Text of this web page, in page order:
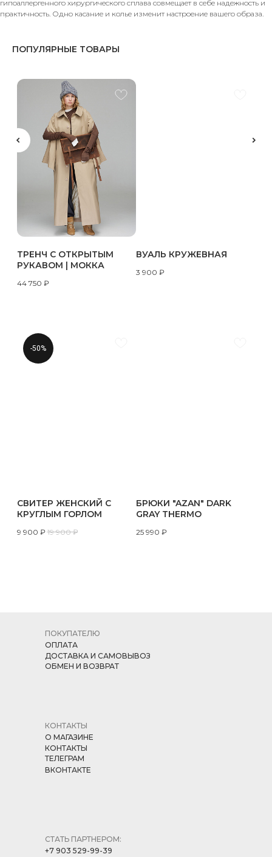
гипоаллергенного хирургического сплава совмещает в себе надежность и
практичность. Одно касание и колье изменит настроение вашего образа.
ПОПУЛЯРНЫЕ ТОВАРЫ
ТРЕНЧ С ОТКРЫТЫМ
РУКАВОМ | МОККА
44 750 ₽
ВУАЛЬ КРУЖЕВНАЯ
3 900 ₽
-50%
СВИТЕР ЖЕНСКИЙ С
КРУГЛЫМ ГОРЛОМ
9 900 ₽ 19 900 ₽
БРЮКИ "AZAN" DARK
GRAY THERMO
25 990 ₽
СТАТЬ ПАРТНЕРОМ:
+7 903 529-99-39
КОНТАКТЫ
О МАГАЗИНЕ
КОНТАКТЫ
ТЕЛЕГРАМ
ВКОНТАКТЕ
ПОКУПАТЕЛЮ
ОПЛАТА
ДОСТАВКА И САМОВЫВОЗ
ОБМЕН И ВОЗВРАТ